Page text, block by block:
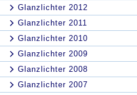
Glanzlichter 2012
Glanzlichter 2011
Glanzlichter 2010
Glanzlichter 2009
Glanzlichter 2008
Glanzlichter 2007